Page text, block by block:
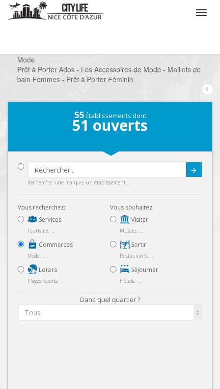
Mode
Prêt à Porter Ados - Les Accessoires de Mode - Maillots de
bain Femmes - Prêt à Porter Féminin
55Établissements dont
51 ouverts
Rechercher une marque, un établissement...
Vous recherchez:
Services
Tourisme, ...
Commerces
Mode, ...
Loisirs
Plages, sports, ...
Vous souhaitez:
Visiter
Musées, ...
Sortir
Restaurants, ...
Séjourner
Hôtels, ...
Dans quel quartier ?
Tous